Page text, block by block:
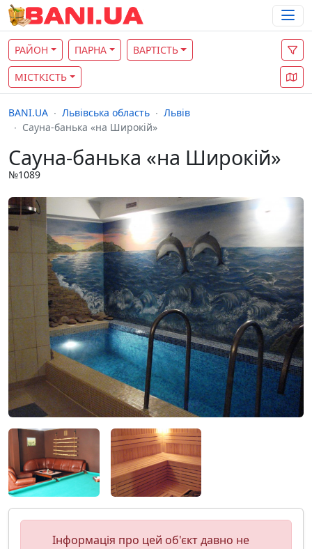
РАЙОН ПАРНА ВАРТІСТЬ
МІСТКІСТЬ
BANI.UA Львівська область
Львів
Сауна-банька «на Широкій»
Сауна-банька «на Широкій»
№1089
Інформація про цей об'єкт давно не